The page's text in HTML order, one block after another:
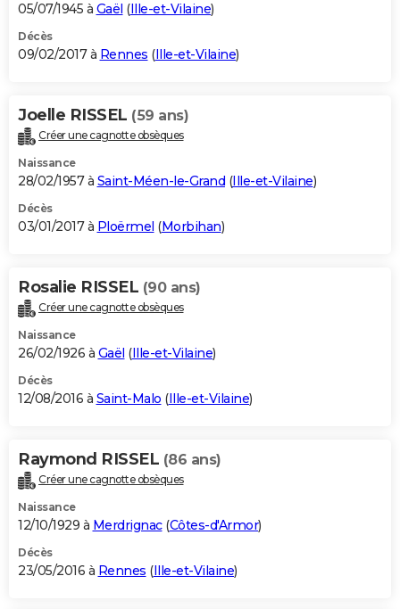
05/07/1945 à Gaël (Ille-et-Vilaine)
Décès
09/02/2017 à Rennes (Ille-et-Vilaine)
Joelle RISSEL (59 ans)
Créer une cagnotte obsèques
Naissance
28/02/1957 à Saint-Méen-le-Grand (Ille-et-Vilaine)
Décès
03/01/2017 à Ploërmel (Morbihan)
Rosalie RISSEL (90 ans)
Créer une cagnotte obsèques
Naissance
26/02/1926 à Gaël (Ille-et-Vilaine)
Décès
12/08/2016 à Saint-Malo (Ille-et-Vilaine)
Raymond RISSEL (86 ans)
Créer une cagnotte obsèques
Naissance
12/10/1929 à Merdrignac(Côtes-d'Armor)
Décès
23/05/2016 à Rennes (Ille-et-Vilaine)